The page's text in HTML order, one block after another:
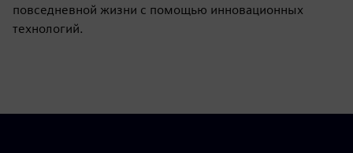
повседневной жизни с помощью инновационных
технологий.